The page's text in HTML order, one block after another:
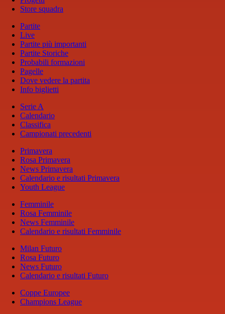
Store squadra
Partite
Live
Partite più importanti
Partite Storiche
Probabili formazioni
Pagelle
Dove vedere la partita
Info biglietti
Serie A
Calendario
Classifica
Campionati precedenti
Primavera
Rosa Primavera
News Primavera
Calendario e risultati Primavera
Youth League
Femminile
Rosa Femminile
News Femminile
Calendario e risultati Femminile
Milan Futuro
Rosa Futuro
News Futuro
Calendario e risultati Futuro
Coppe Europee
Champions League